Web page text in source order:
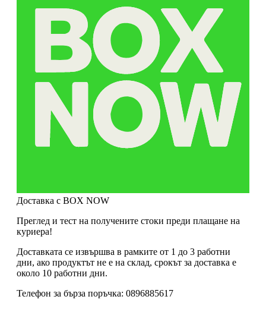
Доставка с BOX NOW
Преглед и тест на получените стоки преди плащане на
куриера!
Доставката се извършва в рамките от 1 до 3 работни
дни, ако продуктът не е на склад, срокът за доставка е
около 10 работни дни.
Телефон за бърза поръчка: 0896885617